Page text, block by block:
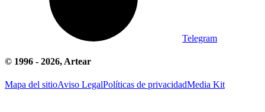
Telegram
© 1996 - 2026, Artear
Mapa del sitioAviso LegalPolíticas de privacidadMedia Kit